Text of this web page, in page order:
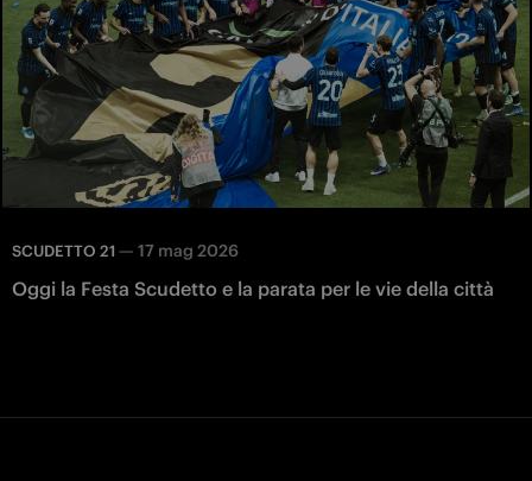
SCUDETTO 21 — 17 mag 2026
Oggi la Festa Scudetto e la parata per le vie della città